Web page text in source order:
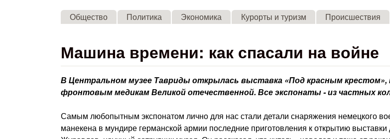
Skip to main content
Общество Политика Экономика Курорты и туризм Происшествия
Машина времени: как спасали на войне
В Центральном музее Тавриды открылась выставка «Под красным крестом»,
фронтовым медикам Великой отечественной. Все экспонаты - из частных
Самым любопытным экспонатом лично для нас стали детали снаряжения немецкого
манекена в мундире германской армии последние приготовления к открытию